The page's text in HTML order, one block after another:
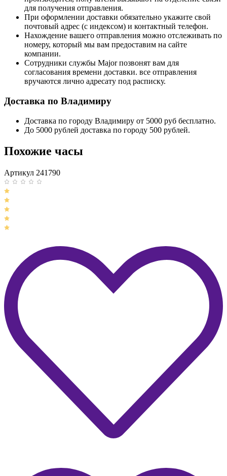
для получения отправления.
При оформлении доставки обязательно укажите свой
почтовый адрес (с индексом) и контактный телефон.
Нахождение вашего отправления можно отслеживать по
номеру, который мы вам предоставим на сайте
компании.
Сотрудники службы Major позвонят вам для
согласования времени доставки. все отправления
вручаются лично адресату под расписку.
Доставка по Владимиру
Доставка по городу Владимиру от 5000 руб бесплатно.
До 5000 рублей доставка по городу 500 рублей.
Похожие часы
Артикул 241790